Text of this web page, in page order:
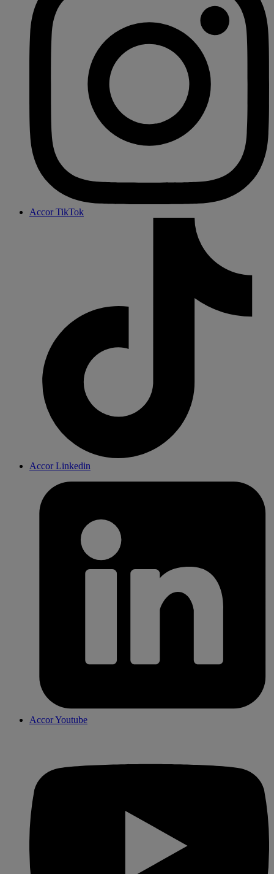
Accor TikTok
Accor Linkedin
Accor Youtube